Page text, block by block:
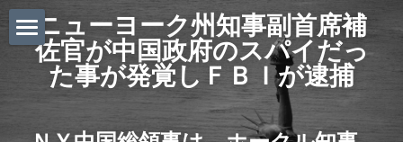
ホーム
ニューヨーク州知事副首席補
佐官が中国政府のスパイだっ
た事が発覚しＦＢＩが逮捕